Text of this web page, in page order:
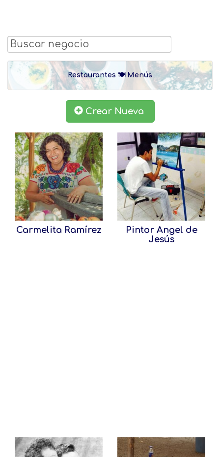
Restaurantes 🍽 Menús
Crear Nueva
Carmelita Ramí­rez
Pintor Angel de
Jesús